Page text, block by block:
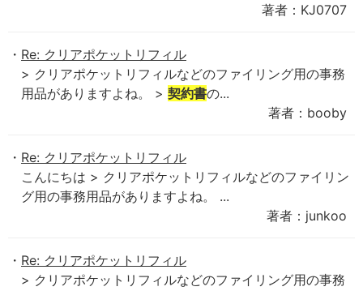
著者：KJ0707
Re: クリアポケットリフィル
> クリアポケットリフィルなどのファイリング用の事務
用品がありますよね。 > 契約書の...
著者：booby
Re: クリアポケットリフィル
こんにちは > クリアポケットリフィルなどのファイリン
グ用の事務用品がありますよね。 ...
著者：junkoo
Re: クリアポケットリフィル
> クリアポケットリフィルなどのファイリング用の事務